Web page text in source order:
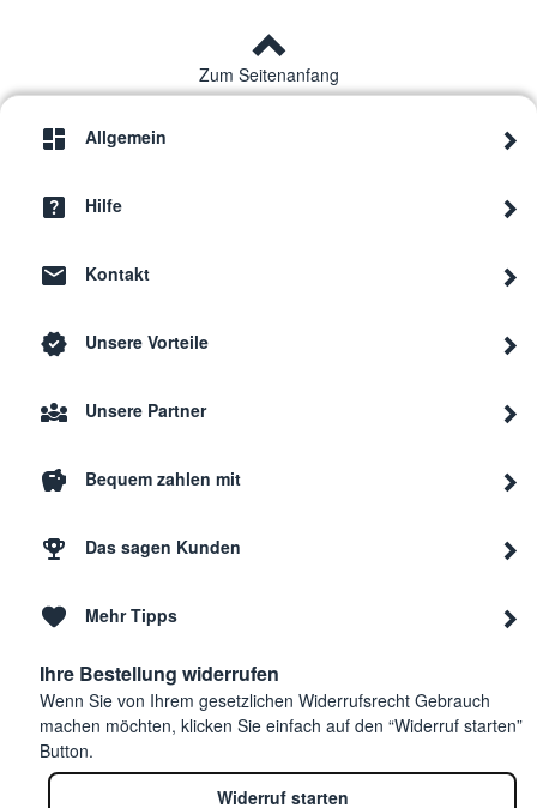
Zum Seitenanfang
Allgemein
Hilfe
Kontakt
Unsere Vorteile
Unsere Partner
Bequem zahlen mit
Das sagen Kunden
Mehr Tipps
Ihre Bestellung widerrufen
Wenn Sie von Ihrem gesetzlichen Widerrufsrecht Gebrauch
machen möchten, klicken Sie einfach auf den “Widerruf starten”
Button.
Widerruf starten